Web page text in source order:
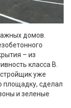
домов.
– из
класса В.
уже
площадку, сделал
и зеленые